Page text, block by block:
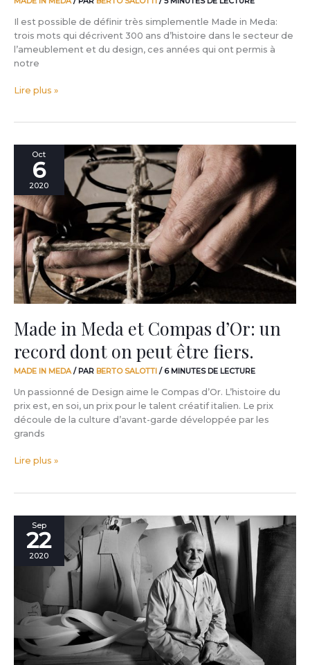
Il est possible de définir très simplementle Made in Meda:
trois mots qui décrivent 300 ans d’histoire dans le secteur de
l’ameublement et du design, ces années qui ont permis à
notre
Lire plus »
Oct
6
2020
Made in Meda et Compas d’Or: un
record dont on peut être fiers.
MADE IN MEDA/ PAR BERTO SALOTTI / 6 MINUTES DE LECTURE
Un passionné de Design aime le Compas d’Or. L’histoire du
prix est, en soi, un prix pour le talent créatif italien. Le prix
découle de la culture d’avant-garde développée par les
grands
Made
Meda
Compas
d’Or:
un
record
dont
on
peut
être
Lire plus »
Sep
22
2020
pensez-
vous?